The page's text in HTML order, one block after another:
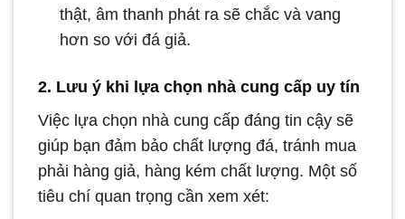
thật, âm thanh phát ra sẽ chắc và vang
hơn so với đá giả.
2. Lưu ý khi lựa chọn nhà cung cấp uy tín
Việc lựa chọn nhà cung cấp đáng tin cậy sẽ
giúp bạn đảm bảo chất lượng đá, tránh mua
phải hàng giả, hàng kém chất lượng. Một số
tiêu chí quan trọng cần xem xét: